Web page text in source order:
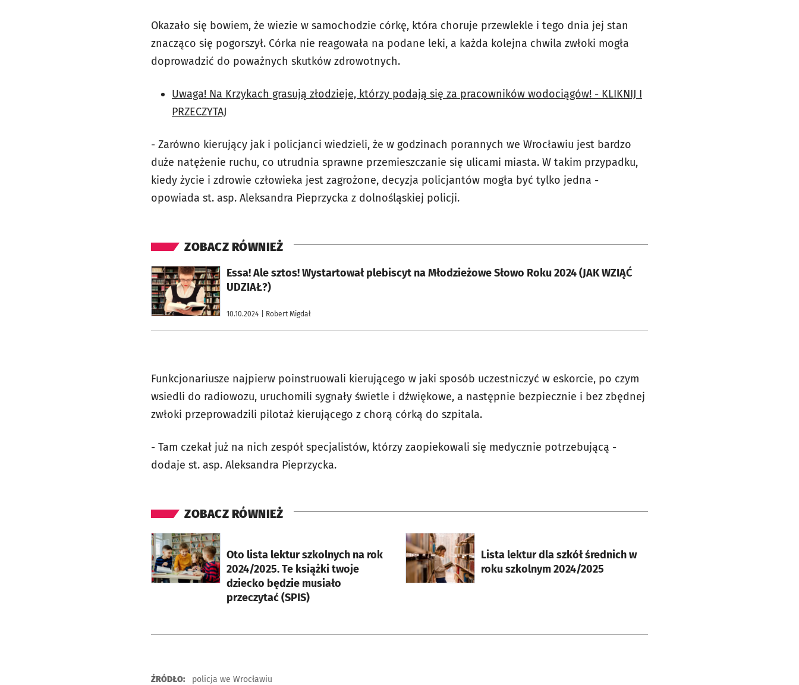
Okazało się bowiem, że wiezie w samochodzie córkę, która choruje przewlekle i tego dnia jej stan
znacząco się pogorszył. Córka nie reagowała na podane leki, a każda kolejna chwila zwłoki mogła
doprowadzić do poważnych skutków zdrowotnych.
Uwaga! Na Krzykach grasują złodzieje, którzy podają się za pracowników wodociągów! - KLIKNIJ I
PRZECZYTAJ
- Zarówno kierujący jak i policjanci wiedzieli, że w godzinach porannych we Wrocławiu jest bardzo
duże natężenie ruchu, co utrudnia sprawne przemieszczanie się ulicami miasta. W takim przypadku,
kiedy życie i zdrowie człowieka jest zagrożone, decyzja policjantów mogła być tylko jedna -
opowiada st. asp. Aleksandra Pieprzycka z dolnośląskiej policji.
ZOBACZ RÓWNIEŻ
Essa! Ale sztos! Wystartował plebiscyt na Młodzieżowe Słowo Roku 2024 (JAK WZIĄĆ
UDZIAŁ?)
10.10.2024 | Robert Migdał
otworzy się w nowej karcie
Funkcjonariusze najpierw poinstruowali kierującego w jaki sposób uczestniczyć w eskorcie, po czym
wsiedli do radiowozu, uruchomili sygnały świetle i dźwiękowe, a następnie bezpiecznie i bez zbędnej
zwłoki przeprowadzili pilotaż kierującego z chorą córką do szpitala.
- Tam czekał już na nich zespół specjalistów, którzy zaopiekowali się medycznie potrzebującą -
dodaje st. asp. Aleksandra Pieprzycka.
ZOBACZ RÓWNIEŻ
Oto lista lektur szkolnych na rok
2024/2025. Te książki twoje
dziecko będzie musiało
przeczytać (SPIS)
otworzy się w nowej karcie
Lista lektur dla szkół średnich w
roku szkolnym 2024/2025
otworzy się w nowej karcie
ŹRÓDŁO: policja we Wrocławiu